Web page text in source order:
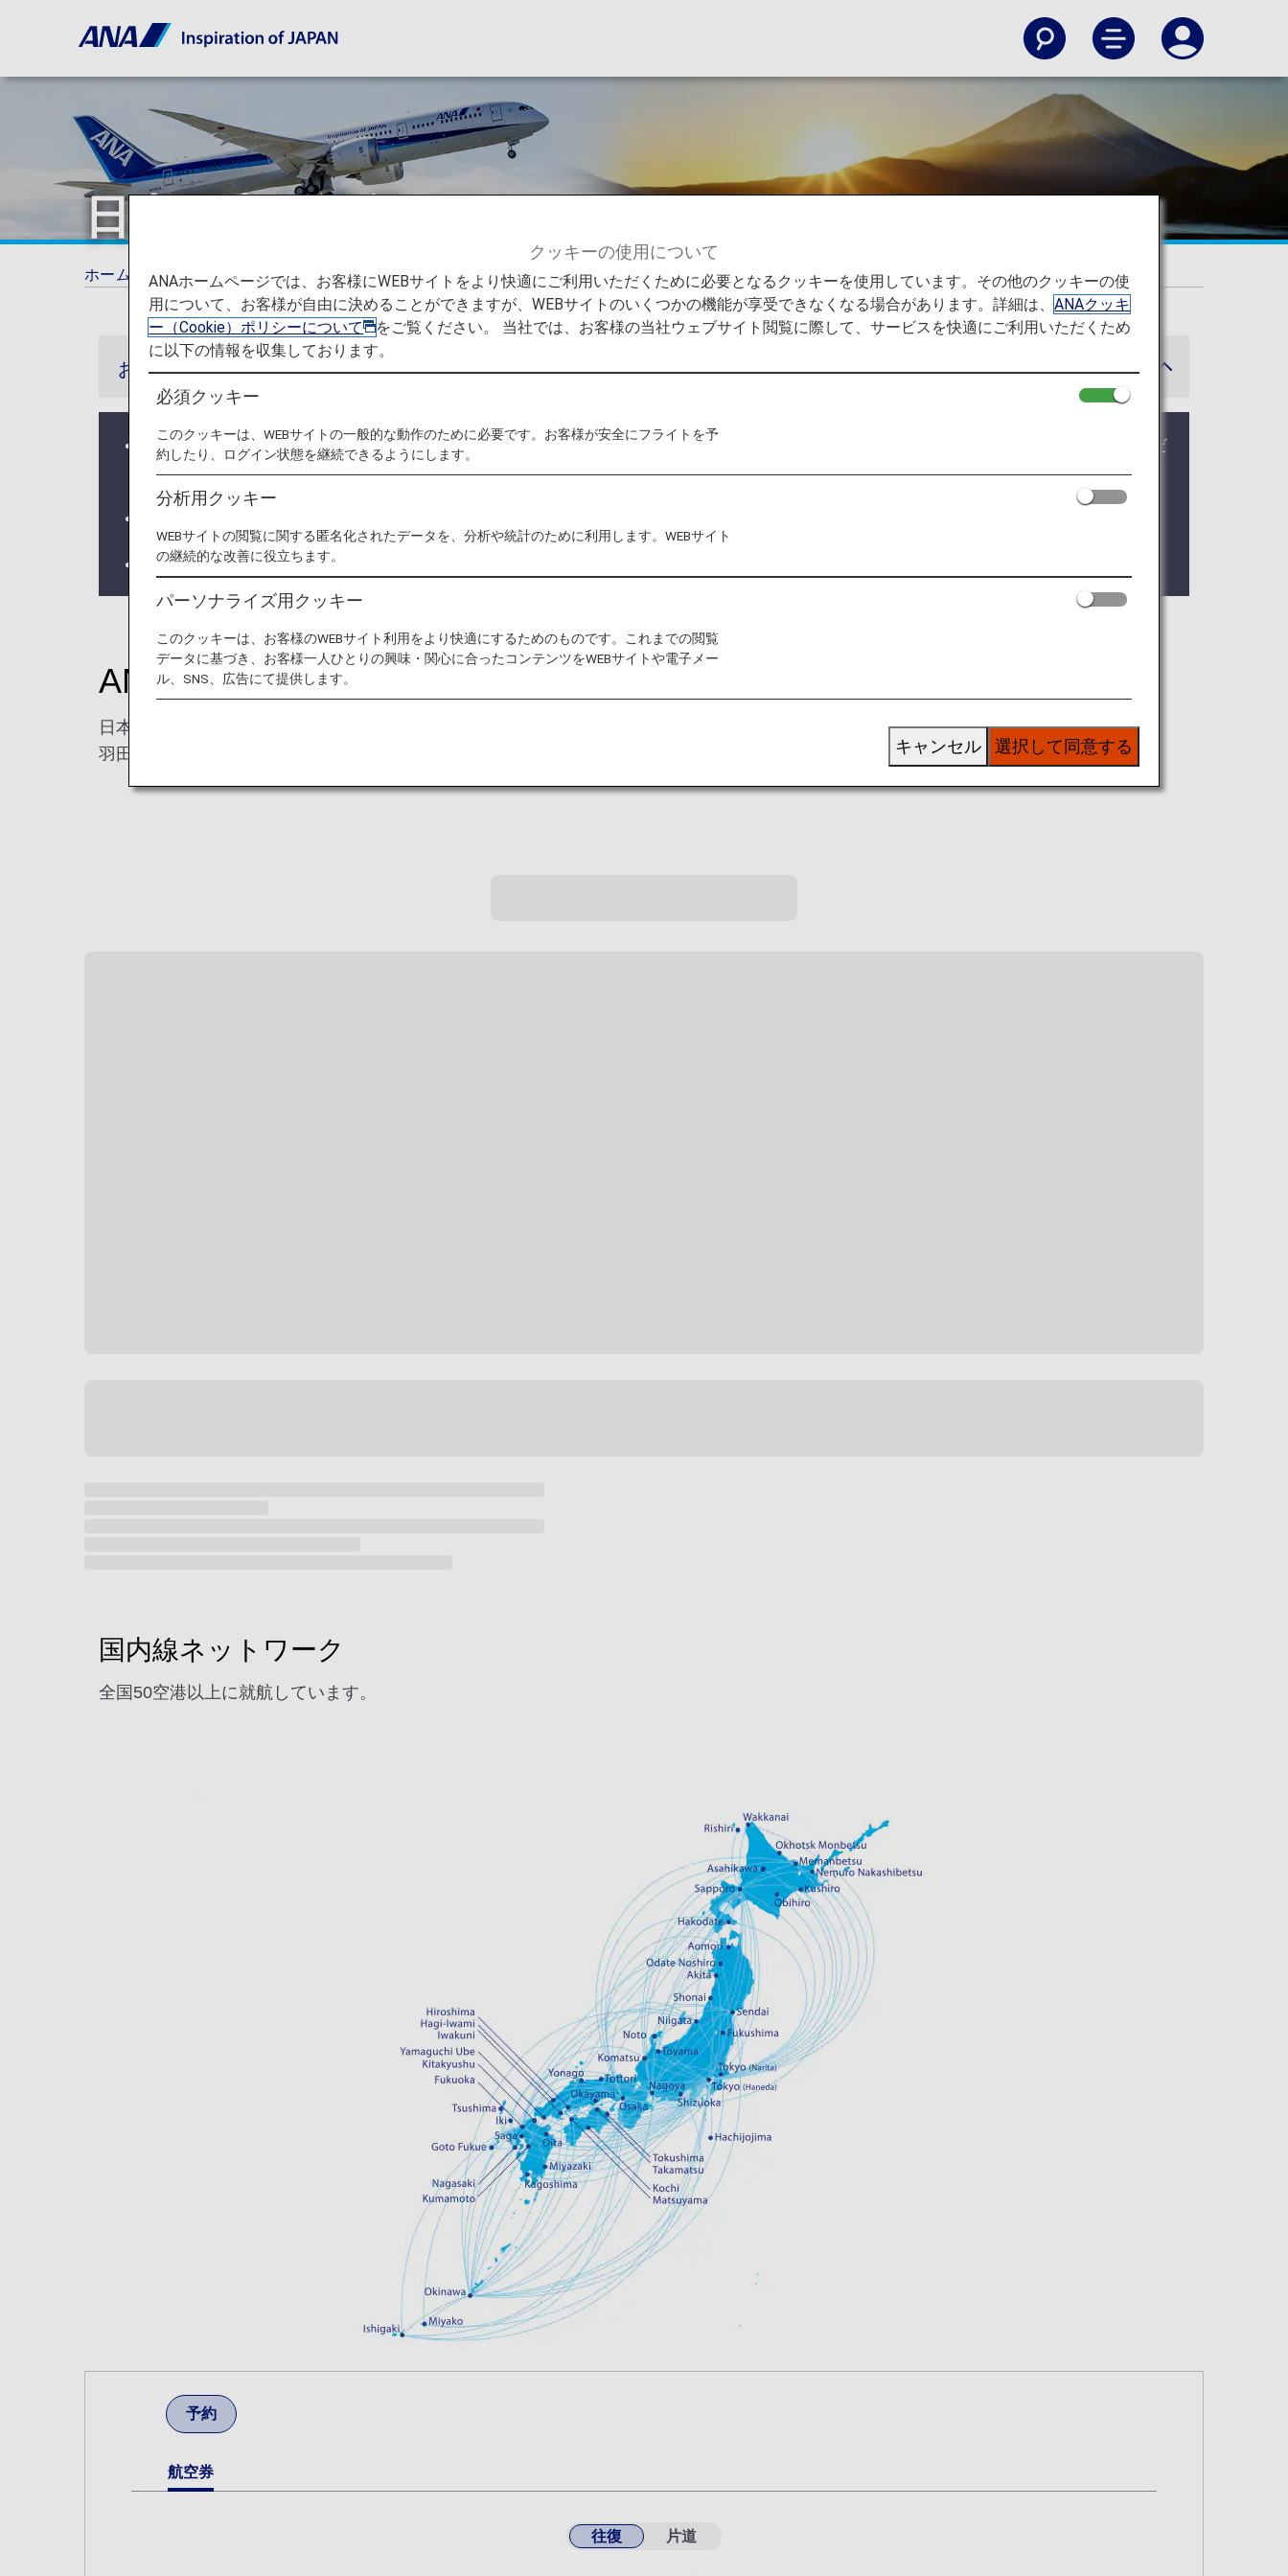
日本国内線運賃
ホーム 旅の計画とご予約 プロモーション 日本国内線運賃
お知らせ
2026年5月19日ご搭乗分より、日本国内線運賃がリニューアルされ、お客様の多様なニーズに合わせた3種類の運賃からお選びいただ
けます。
ANA Discover Japan 運賃は、2026年5月18日をもちまして新規予約・発券・搭乗を終了いたしました。
ANAがつなぐ、日本各地の魅力
日本には、主要都市の先にもまだ多くの魅力があります。
羽田空港から、ANAは全国40以上の空港へとつながり、豊かな自然や文化、各地ならではの食の魅力を持つ地域へお連れします。
国内線ネットワーク
全国50空港以上に就航しています。
予約
航空券
往復 片道
クッキーの使用について
ANAホームページでは、お客様にWEBサイトをより快適にご利用いただくために必要となるクッキーを使用しています。その他のクッキーの使
用について、お客様が自由に決めることができますが、WEBサイトのいくつかの機能が享受できなくなる場合があります。詳細は、ANAクッキ
ー（Cookie）ポリシーについて
をご覧ください。 当社では、お客様の当社ウェブサイト閲覧に際して、サービスを快適にご利用いただくため
に以下の情報を収集しております。
必須クッキー
このクッキーは、WEBサイトの一般的な動作のために必要です。お客様が安全にフライトを予
約したり、ログイン状態を継続できるようにします。
分析用クッキー
WEBサイトの閲覧に関する匿名化されたデータを、分析や統計のために利用します。WEBサイト
の継続的な改善に役立ちます。
パーソナライズ用クッキー
このクッキーは、お客様のWEBサイト利用をより快適にするためのものです。これまでの閲覧
データに基づき、お客様一人ひとりの興味・関心に合ったコンテンツをWEBサイトや電子メー
ル、SNS、広告にて提供します。
選択して同意する
キャンセル